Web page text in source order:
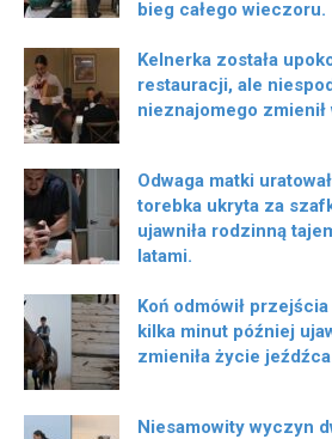
bieg całego wieczoru.
Kelnerka została
restauracji, ale
nieznajomego
Odwaga matki
torebka ukryta za
ujawniła rodzinną
latami.
Koń odmówił
kilka minut później
zmieniła życie
Niesamowity wyczyn